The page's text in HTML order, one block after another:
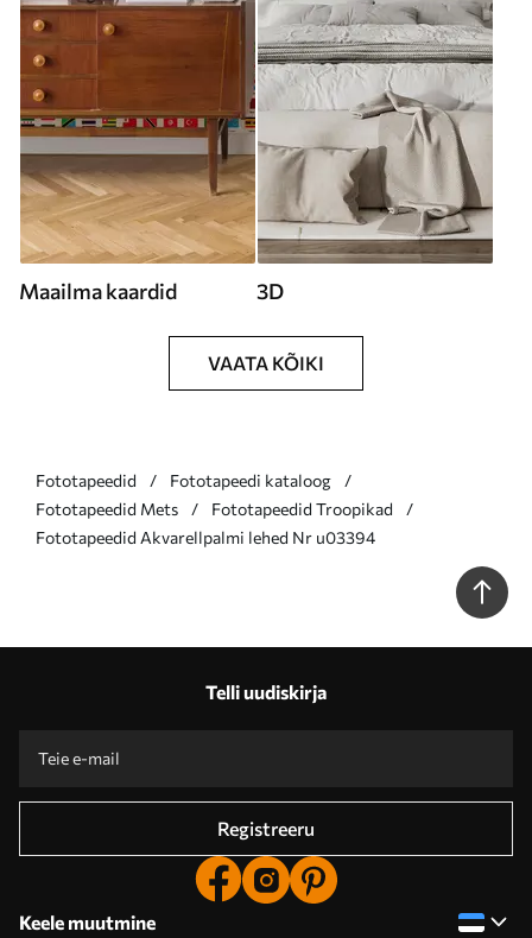
Maailma kaardid 3D
VAATA KÕIKI
Fototapeedid
Fototapeedi kataloog
Fototapeedid Mets
Fototapeedid Troopikad
Fototapeedid Akvarellpalmi lehed Nr u03394
Telli uudiskirja
Registreeru
Keele muutmine